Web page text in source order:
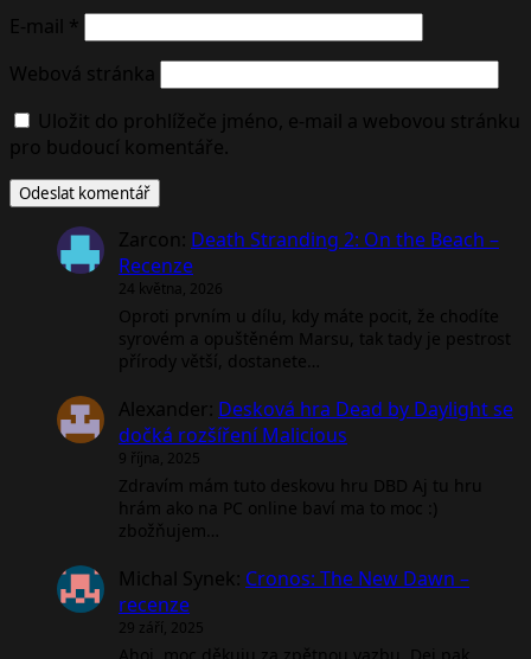
E-mail *
Webová stránka
Uložit do prohlížeče jméno, e-mail a webovou stránku
pro budoucí komentáře.
Zarcon: Death Stranding 2: On the Beach –
Recenze
24 května, 2026
Oproti prvním u dílu, kdy máte pocit, že chodíte
syrovém a opuštěném Marsu, tak tady je pestrost
přírody větší, dostanete…
Alexander: Desková hra Dead by Daylight se
dočká rozšíření Malicious
9 října, 2025
Zdravím mám tuto deskovu hru DBD Aj tu hru
hrám ako na PC online baví ma to moc :)
zbožňujem…
Michal Synek: Cronos: The New Dawn –
recenze
29 září, 2025
Ahoj, moc děkuju za zpětnou vazbu. Dej pak